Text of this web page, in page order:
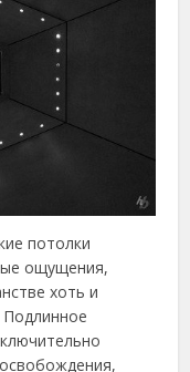
потолки
ощущения,
хоть и
Подлинное